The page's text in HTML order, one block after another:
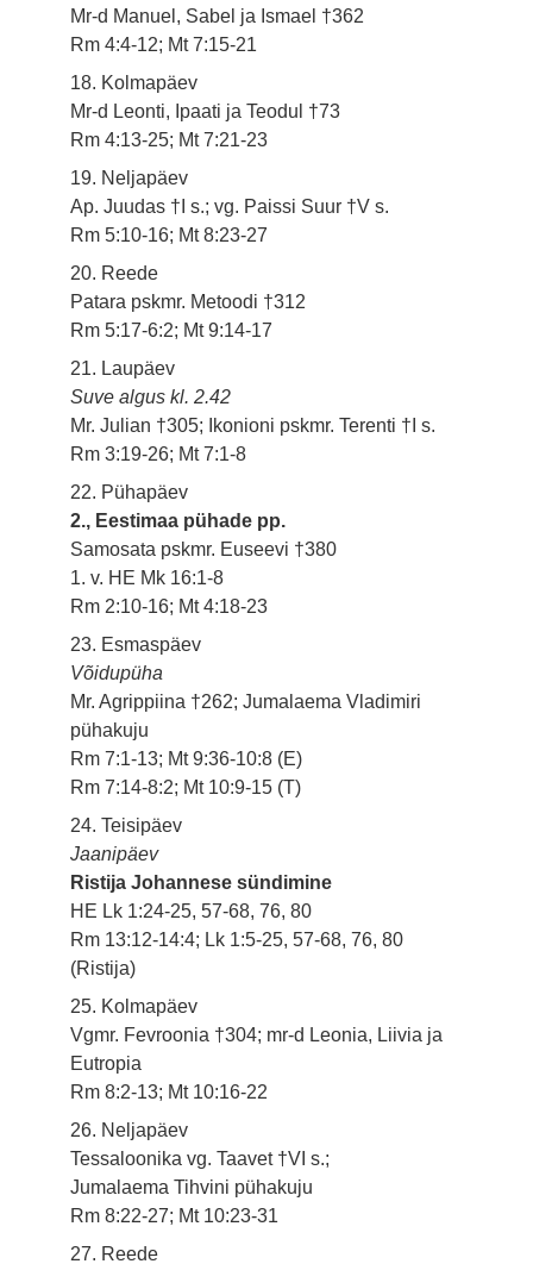
Mr-d Manuel, Sabel ja Ismael †362
Rm 4:4-12; Mt 7:15-21
18. Kolmapäev
Mr-d Leonti, Ipaati ja Teodul †73
Rm 4:13-25; Mt 7:21-23
19. Neljapäev
Ap. Juudas †I s.; vg. Paissi Suur †V s.
Rm 5:10-16; Mt 8:23-27
20. Reede
Patara pskmr. Metoodi †312
Rm 5:17-6:2; Mt 9:14-17
21. Laupäev
Suve algus kl. 2.42
Mr. Julian †305; Ikonioni pskmr. Terenti †I s.
Rm 3:19-26; Mt 7:1-8
22. Pühapäev
2., Eestimaa pühade pp.
Samosata pskmr. Euseevi †380
1. v. HE Mk 16:1-8
Rm 2:10-16; Mt 4:18-23
23. Esmaspäev
Võidupüha
Mr. Agrippiina †262; Jumalaema Vladimiri
pühakuju
Rm 7:1-13; Mt 9:36-10:8 (E)
Rm 7:14-8:2; Mt 10:9-15 (T)
24. Teisipäev
Jaanipäev
Ristija Johannese sündimine
HE Lk 1:24-25, 57-68, 76, 80
Rm 13:12-14:4; Lk 1:5-25, 57-68, 76, 80
(Ristija)
25. Kolmapäev
Vgmr. Fevroonia †304; mr-d Leonia, Liivia ja
Eutropia
Rm 8:2-13; Mt 10:16-22
26. Neljapäev
Tessaloonika vg. Taavet †VI s.;
Jumalaema Tihvini pühakuju
Rm 8:22-27; Mt 10:23-31
27. Reede